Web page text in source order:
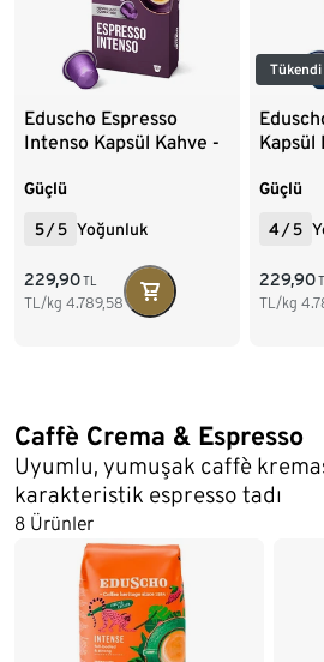
Eduscho Espresso
Intenso Kapsül Kahve -
Güçlü
5/ 5 Yoğunluk
229,90TL
TL/kg 4.789,58
Tükendi
Kapsül
Güçlü
4/5
229,90TL
TL/kg
Caffè Crema & Espresso
Uyumlu, yumuşak caffè
karakteristik espresso tadı
8 Ürünler